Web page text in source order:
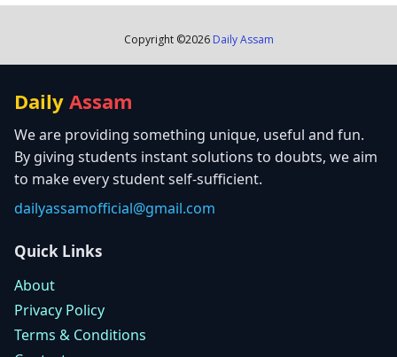
Copyright ©2026 Daily Assam
Daily Assam
We are providing something unique, useful and fun.
By giving students instant solutions to doubts, we aim
to make every student self-sufficient.
dailyassamofficial@gmail.com
Quick Links
About
Privacy Policy
Terms & Conditions